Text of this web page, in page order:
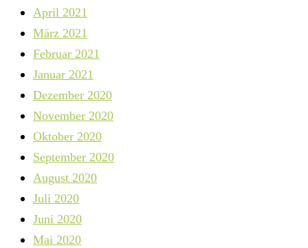
April 2021
März 2021
Februar 2021
Januar 2021
Dezember 2020
November 2020
Oktober 2020
September 2020
August 2020
Juli 2020
Juni 2020
Mai 2020